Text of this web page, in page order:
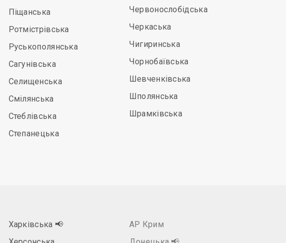
Піщанська
Ротмістрівська
Руськополянська
Сагунівська
Селищенська
Смілянська
Стеблівська
Степанецька
Червонослобідська
Черкаська
Чигиринська
Чорнобаївська
Шевченківська
Шполянська
Шрамківська
Харківська 📢
АР Крим